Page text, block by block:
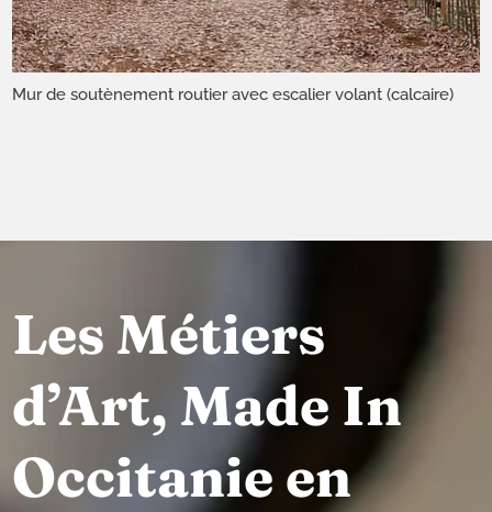
Mur de soutènement routier avec escalier volant (calcaire)
Les Métiers
d’Art, Made In
Occitanie en